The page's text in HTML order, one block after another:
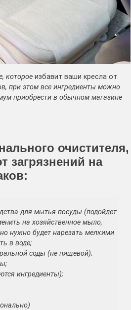
которое избавит ваши кресла от
при этом все ингредиенты можно
приобрести в обычном магазине
очистителя,
загрязнений на
для мытья посуды (подойдет
на хозяйственное мыло,
нужно будет нарезать мелкими
в воде;
соды (не пищевой);
ингредиенты);